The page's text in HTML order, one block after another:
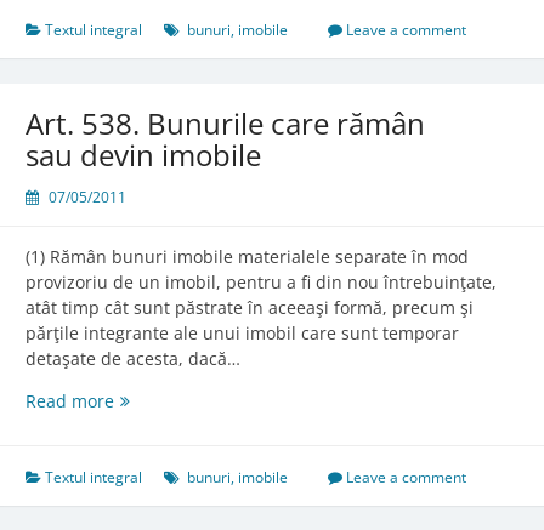
imobile
Textul integral bunuri, imobile Leave a comment
Art. 538. Bunurile care rămân
sau devin imobile
07/05/2011
(1) Rămân bunuri imobile materialele separate în mod
provizoriu de un imobil, pentru a fi din nou întrebuinţate,
atât timp cât sunt păstrate în aceeaşi formă, precum şi
părţile integrante ale unui imobil care sunt temporar
detaşate de acesta, dacă…
Read moreArt.
care
rămân
Textul integral bunuri, imobile Leave a comment